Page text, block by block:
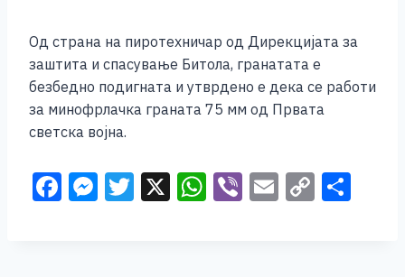
o
k
er p k
Од страна на пиротехничар од Дирекцијата за
заштита и спасување Битола, гранатата е
безбедно подигната и утврдено е дека се работи
за минофрлачка граната 75 мм од Првата
светска војна.
F M T X W Vi E C